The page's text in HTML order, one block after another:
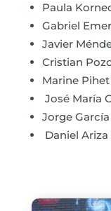
Paula
Gabriel
Javier
Cristian
Marine
José María
Jorge
Daniel